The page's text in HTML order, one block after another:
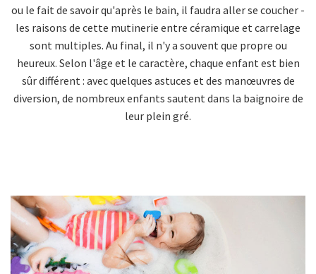
ou le fait de savoir qu'après le bain, il faudra aller se coucher -
les raisons de cette mutinerie entre céramique et carrelage
sont multiples. Au final, il n'y a souvent que propre ou
heureux. Selon l'âge et le caractère, chaque enfant est bien
sûr différent : avec quelques astuces et des manœuvres de
diversion, de nombreux enfants sautent dans la baignoire de
leur plein gré.